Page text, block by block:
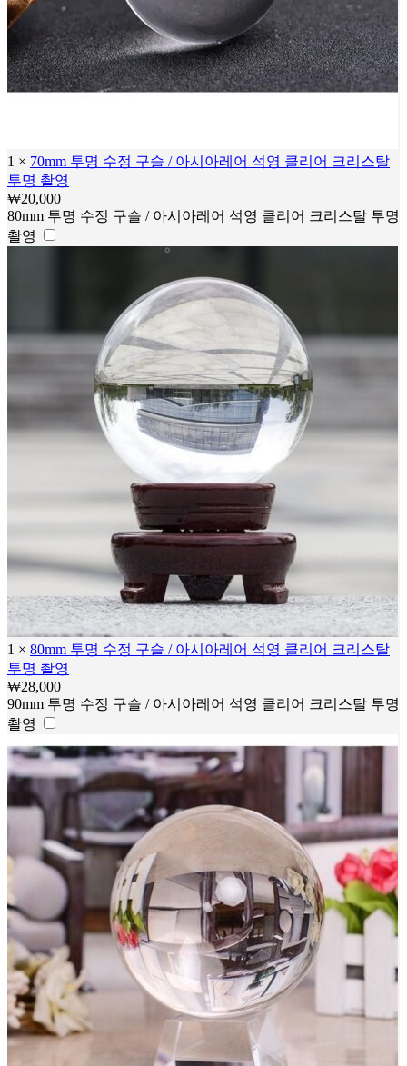
1 × 70mm 투명 수정 구슬 / 아시아레어 석영 클리어 크리스탈
투명 촬영
₩20,000
80mm 투명 수정 구슬 / 아시아레어 석영 클리어 크리스탈 투명
촬영
1 × 80mm 투명 수정 구슬 / 아시아레어 석영 클리어 크리스탈
투명 촬영
₩28,000
90mm 투명 수정 구슬 / 아시아레어 석영 클리어 크리스탈 투명
촬영